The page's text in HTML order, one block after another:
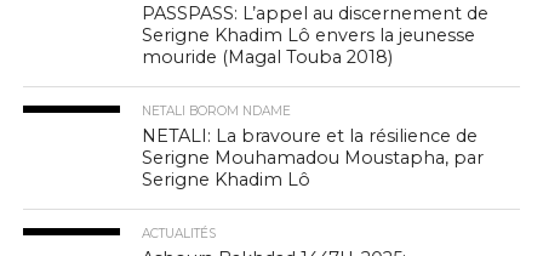
PASSPASS: L’appel au discernement de
Serigne Khadim Lô envers la jeunesse
mouride (Magal Touba 2018)
NETALI BOROM NDAME
NETALI: La bravoure et la résilience de
Serigne Mouhamadou Moustapha, par
Serigne Khadim Lô
ACTUALITÉS